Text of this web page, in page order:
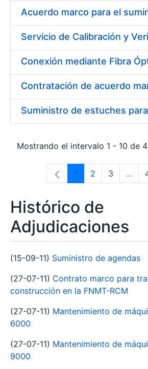
Mostrando el intervalo 1 - 10 de
Página
1 Página
2 Página
3 ...
Histórico de
Adjudicaciones
(15-09-11) Suministro de agendas
(27-07-11) Contrato marco para
construcción en la FNMT-RCM
(27-07-11) Mantenimiento de
6000
(27-07-11) Mantenimiento de
9000